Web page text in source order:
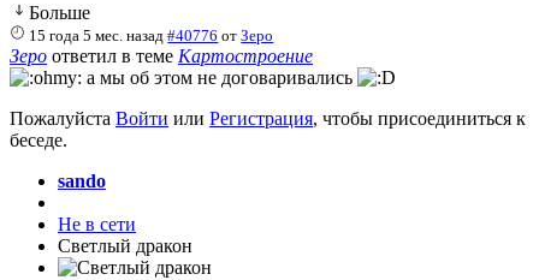
Больше
15 года 5 мес. назад #40776 отЗеро
Зеро ответил в теме Картостроение
а мы об этом не договаривались
Пожалуйста Войти или Регистрация, чтобы присоединиться к
беседе.
sando
Не в сети
Светлый дракон